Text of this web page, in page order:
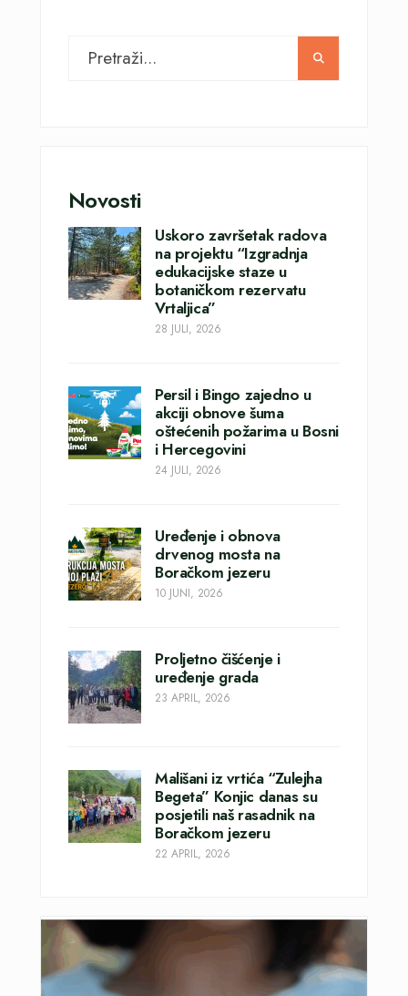
Novosti
Uskoro završetak radova
na projektu “Izgradnja
edukacijske staze u
botaničkom rezervatu
Vrtaljica”
28 JULI, 2026
Persil i Bingo zajedno u
akciji obnove šuma
oštećenih požarima u Bosni
i Hercegovini
24 JULI, 2026
Uređenje i obnova
drvenog mosta na
Boračkom jezeru
10 JUNI, 2026
Proljetno čišćenje i
uređenje grada
23 APRIL, 2026
Mališani iz vrtića “Zulejha
Begeta” Konjic danas su
posjetili naš rasadnik na
Boračkom jezeru
22 APRIL, 2026